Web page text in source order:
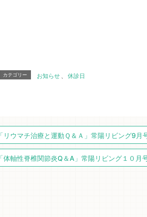
カテゴリー お知らせ 休診日
「リウマチ治療と運動Ｑ＆Ａ」常陽リビング9月
「体軸性脊椎関節炎Q＆A」常陽リビング１０月